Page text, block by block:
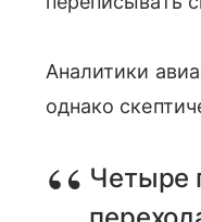
Аналитики
однако
Четыре